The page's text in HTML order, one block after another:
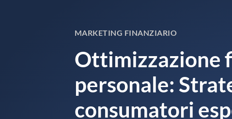
MARKETING FINANZIARIO
Ottimizzazione
personale:
consumatori